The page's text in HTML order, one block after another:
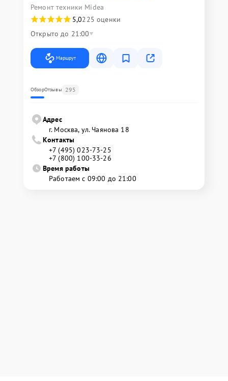
Ремонт техники Midea
5,0225 оценки
Открыто до 21:00
Маршрут
ОбзорОтзывы 295
Адрес
г. Москва, ул. Чаянова 18
Контакты
+7 (495) 023-73-25
+7 (800) 100-33-26
Время работы
Работаем с 09:00 до 21:00